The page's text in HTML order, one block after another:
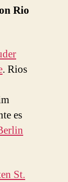
Rio
. Rios
es
St.